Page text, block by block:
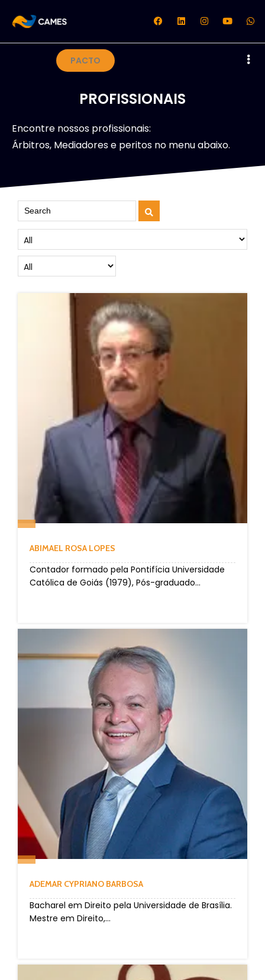
PACTO
PROFISSIONAIS
Encontre nossos profissionais:
Árbitros, Mediadores e peritos no menu abaixo.
ABIMAEL ROSA LOPES
Contador formado pela Pontifícia Universidade
Católica de Goiás (1979), Pós-graduado...
ADEMAR CYPRIANO BARBOSA
Bacharel em Direito pela Universidade de Brasília.
Mestre em Direito,...